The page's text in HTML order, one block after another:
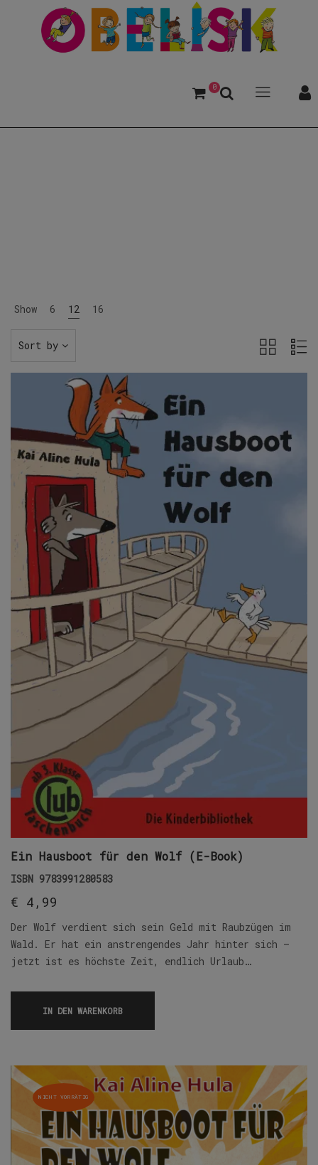
0
Show 6 12 16
Sort by
Ein Hausboot für den Wolf (E-Book)
ISBN 9783991280583
€ 4,99
Der Wolf verdient sich sein Geld mit Raubzügen im
Wald. Er hat ein anstrengendes Jahr hinter sich –
jetzt ist es höchste Zeit, endlich Urlaub…
IN DEN WARENKORB
NICHT VORRÄTIG